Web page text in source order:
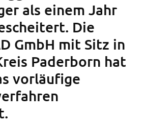
als einem Jahr
Die
GmbH mit Sitz in
Paderborn hat
vorläufige